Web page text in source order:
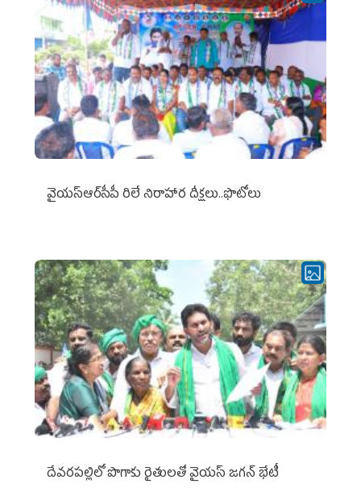
వైయ‌స్ఆర్‌సీపీ రిలే నిరాహార దీక్షలు..ఫొటోలు
దేవరపల్లిలో పొగాకు రైతులతో వైయస్ జగన్ భేటీ